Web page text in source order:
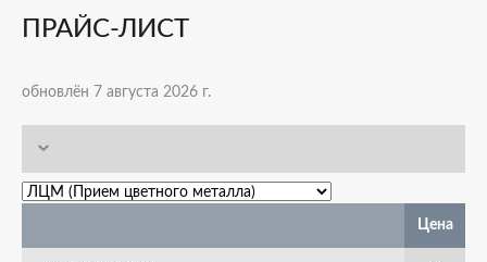
ПРАЙС-ЛИСТ
обновлён 7 августа 2026 г.
Цена